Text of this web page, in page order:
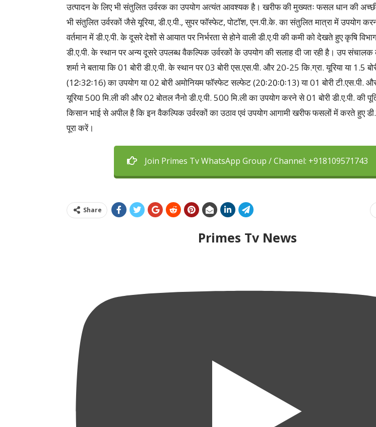
उत्पादन के लिए भी संतुलित उर्वरक का उपयोग अत्यंत आवश्यक है। खरीफ की मुख्यतः फसल धान की अच्छी
भी संतुलित उर्वरकों जैसे यूरिया, डी.ए.पी., सुपर फाॅस्फेट, पोटाॅश, एन.पी.के. का संतुलित मात्रा में उपयोग
वर्तमान में डी.ए.पी. के दूसरे देशों से आयात पर निर्भरता से होने वाली डी.ए.पी की कमी को देखते हुए कृषि विभाग
डी.ए.पी. के स्थान पर अन्य दूसरे उपलब्ध वैकल्पिक उर्वरकों के उपयोग की सलाह दी जा रही है। उप संचालक
शर्मा ने बताया कि 01 बोरी डी.ए.पी. के स्थान पर 03 बोरी एस.एस.पी. और 20-25 कि.ग्रा. यूरिया या 1.5
(12ः32ः16) का उपयोग या 02 बोरी अमोनियम फाॅस्फेट सल्फेट (20ः20ः0ः13) या 01 बोरी टी.एस.पी.
यूरिया 500 मि.ली की और 02 बोतल नैनो डी.ए.पी. 500 मि.ली का उपयोग करने से 01 बोरी डी.ए.पी. की
किसान भाई से अपील है कि इन वैकल्पिक उर्वरकों का उठाव एवं उपयोग आगामी खरीफ फसलों में करते हुए
पूरा करें।
Join Primes Tv WhatsApp Group / Channel: +918109571743
Share
Primes Tv News